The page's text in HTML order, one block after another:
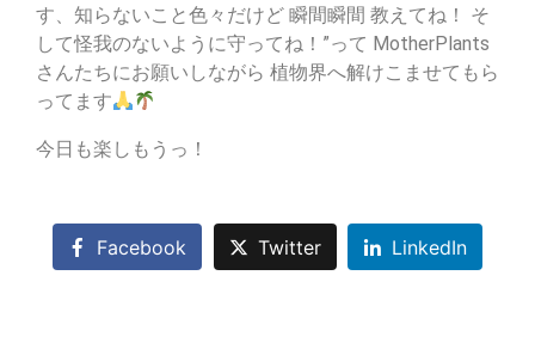
す、知らないこと色々だけど 瞬間瞬間 教えてね！ そ
して怪我のないように守ってね！”って MotherPlants
さんたちにお願いしながら 植物界へ解けこませてもら
ってます
今日も楽しもうっ！
Facebook Twitter LinkedIn